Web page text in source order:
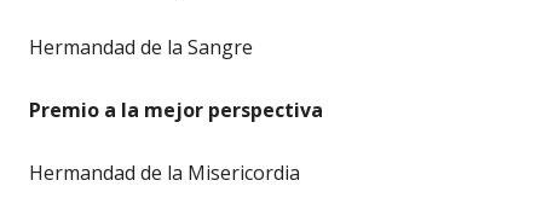
Hermandad de la Sangre
Premio a la mejor perspectiva
Hermandad de la Misericordia